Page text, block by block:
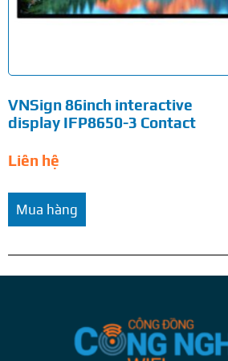
VNSign 86inch interactive
display IFP8650-3 Contact
Liên hệ
Mua hàng